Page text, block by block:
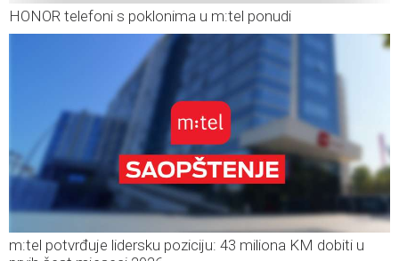
HONOR telefoni s poklonima u m:tel ponudi
m:tel potvrđuje lidersku poziciju: 43 miliona KM dobiti u